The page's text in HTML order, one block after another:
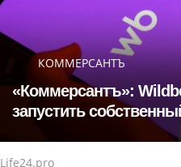
КОММЕРСАНТЪ
«Коммерсантъ»:
запустить
Life24.pro